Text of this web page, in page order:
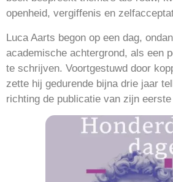
openheid, vergiffenis en
Luca Aarts begon op een dag,
academische achtergrond, als een
te schrijven. Voortgestuwd door
zette hij gedurende bijna drie jaar
richting de publicatie van zijn eerste